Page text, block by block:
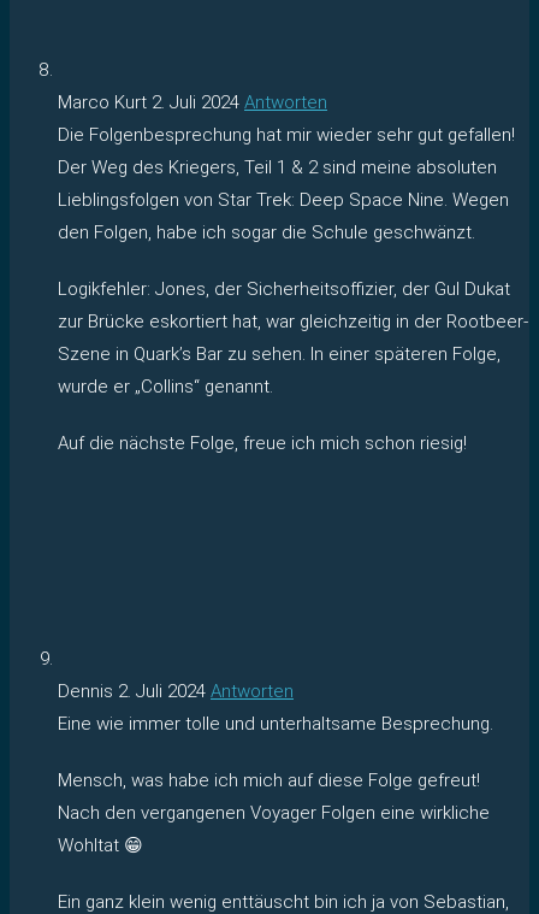
Marco Kurt 2. Juli 2024 Antworten
Die Folgenbesprechung hat mir wieder sehr gut gefallen!
Der Weg des Kriegers, Teil 1 & 2 sind meine absoluten
Lieblingsfolgen von Star Trek: Deep Space Nine. Wegen
den Folgen, habe ich sogar die Schule geschwänzt.
Logikfehler: Jones, der Sicherheitsoffizier, der Gul Dukat
zur Brücke eskortiert hat, war gleichzeitig in der Rootbeer-
Szene in Quark’s Bar zu sehen. In einer späteren Folge,
wurde er „Collins“ genannt.
Auf die nächste Folge, freue ich mich schon riesig!
Dennis 2. Juli 2024 Antworten
Eine wie immer tolle und unterhaltsame Besprechung.
Mensch, was habe ich mich auf diese Folge gefreut!
Nach den vergangenen Voyager Folgen eine wirkliche
Wohltat 😁
Ein ganz klein wenig enttäuscht bin ich ja von Sebastian,